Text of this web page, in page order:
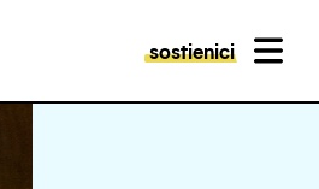
sostienici MENU